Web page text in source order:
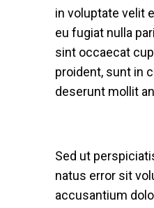
in voluptate velit
eu fugiat nulla
sint occaecat
proident, sunt in
deserunt mollit
Sed ut
natus error sit
accusantium